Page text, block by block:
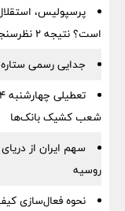
پرسپولیس،
است؟ نتیجه ۲ نظرسنجی بزرگ
جدایی رسمی
شعب کشیک بانک‌ها
سهم ایران از
روسیه